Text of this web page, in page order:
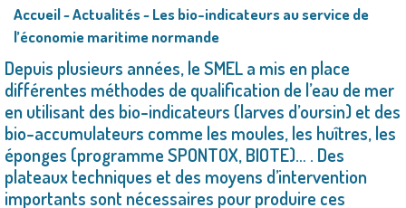
Accueil~Actualités~Les bio-indicateurs au service de
l’économie maritime normande
Depuis plusieurs années, le SMEL a mis en place
différentes méthodes de qualification de l’eau de mer
en utilisant des bio-indicateurs (larves d’oursin) et des
bio-accumulateurs comme les moules, les huîtres, les
éponges (programme SPONTOX, BIOTE)… . Des
plateaux techniques et des moyens d’intervention
importants sont nécessaires pour produire ces